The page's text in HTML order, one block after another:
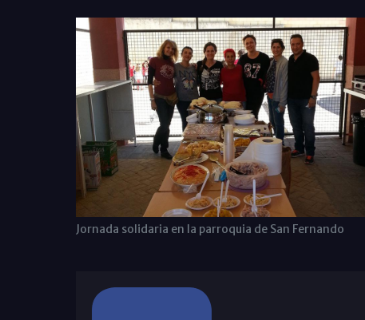
Jornada solidaria en la parroquia de San Fernando